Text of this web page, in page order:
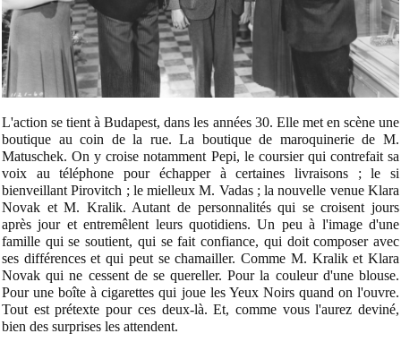
L'action se tient à Budapest, dans les années 30. Elle met en scène une
boutique au coin de la rue. La boutique de maroquinerie de M.
Matuschek. On y croise notamment Pepi, le coursier qui contrefait sa
voix au téléphone pour échapper à certaines livraisons ; le si
bienveillant Pirovitch ; le mielleux M. Vadas ; la nouvelle venue Klara
Novak et M. Kralik. Autant de personnalités qui se croisent jours
après jour et entremêlent leurs quotidiens. Un peu à l'image d'une
famille qui se soutient, qui se fait confiance, qui doit composer avec
ses différences et qui peut se chamailler. Comme M. Kralik et Klara
Novak qui ne cessent de se quereller. Pour la couleur d'une blouse.
Pour une boîte à cigarettes qui joue les Yeux Noirs quand on l'ouvre.
Tout est prétexte pour ces deux-là. Et, comme vous l'aurez deviné,
bien des surprises les attendent.